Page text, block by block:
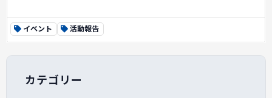
イベント 活動報告
カテゴリー